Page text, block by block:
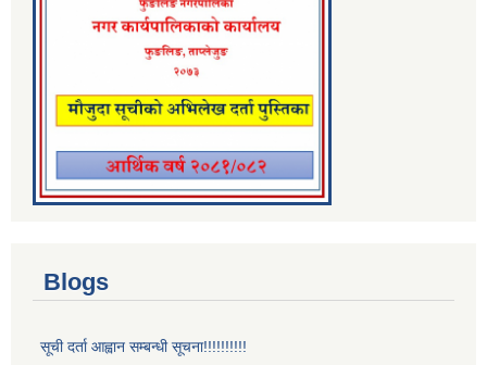
Blogs
सूची दर्ता आह्वान सम्बन्धी सूचना!!!!!!!!!!